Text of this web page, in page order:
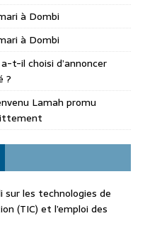
à Dombi
à Dombi
t-il choisi d’annoncer
?
Lamah promu
sur les technologies de
(TIC) et l’emploi des